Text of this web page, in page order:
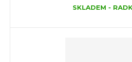
SKLADEM -